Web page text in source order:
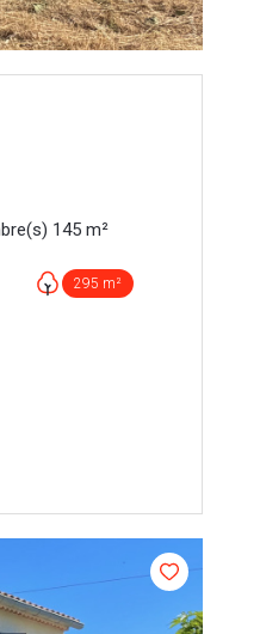
Maison de village 7 pièce(s) 4 chambre(s) 145 m²
295 m²